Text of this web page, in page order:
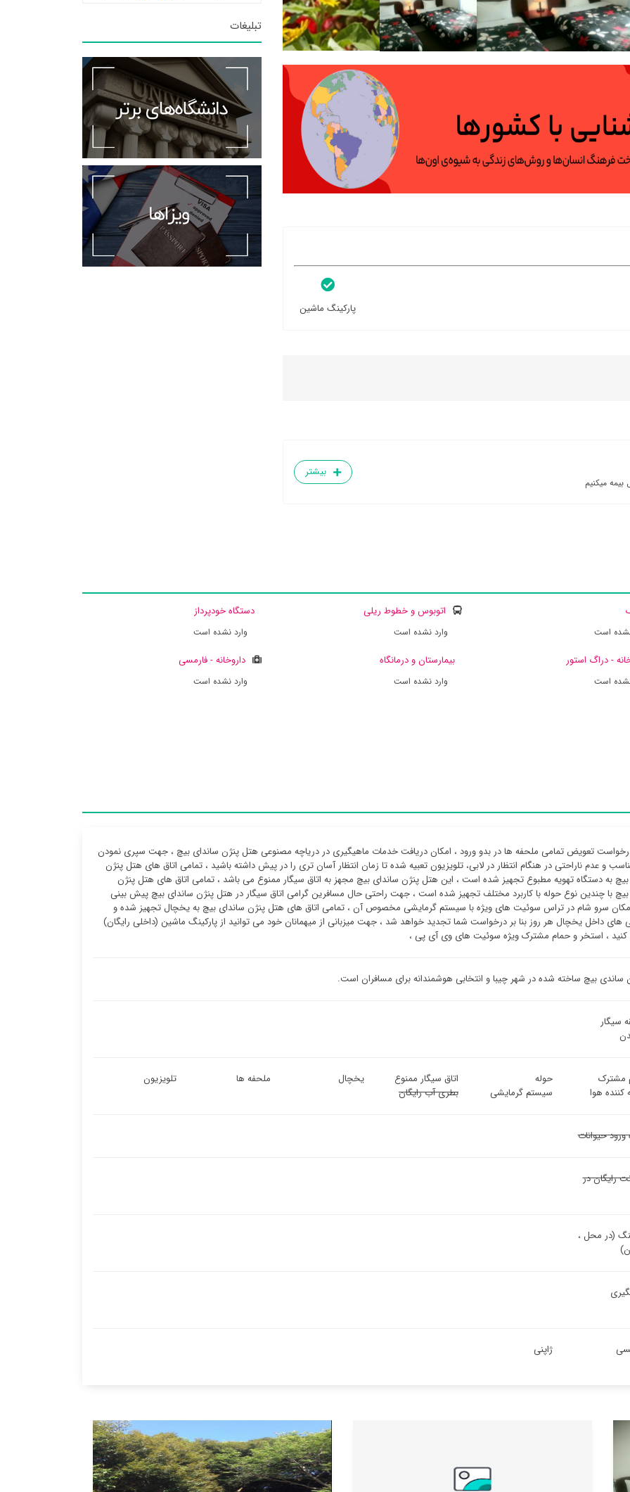
پارکینگ ماشین
میکنیم
بیشتر
تبلیغات
است
اتوبوس و خطوط ریلی
وارد نشده است
دستگاه خودپرداز
وارد نشده است
- دراگ استور
است
بیمارستان و درمانگاه
وارد نشده است
داروخانه - فارمسی
وارد نشده است
تعویض تمامی ملحفه ها در بدو ورود ، امکان دریافت خدمات ماهیگیری در دریاچه مصنوعی هتل پنژن ساندای بیچ ، جهت سپری نمودن
و عدم ناراحتی در هنگام انتظار در لابی، تلویزیون تعبیه شده تا زمان انتظار آسان تری را در پیش داشته باشید ، تمامی اتاق های هتل پنژن
به دستگاه تهویه مطبوع تجهیز شده است ، این هتل پنژن ساندای بیچ مجهز به اتاق سیگار ممنوع می باشد ، تمامی اتاق های هتل پنژن
بیچ با چندین نوع حوله با کاربرد مختلف تجهیز شده است ، جهت راحتی حال مسافرین گرامی اتاق سیگار در هتل پنژن ساندای بیچ پیش بینی
سرو شام در تراس سوئیت ‌های ویژه با سیستم گرمایشی مخصوص آن ، تمامی اتاق های هتل پنژن ساندای بیچ به یخچال تجهیز شده و
های داخل یخچال هر روز بنا بر درخواست شما تجدید خواهد شد ، جهت میزبانی از میهمانان خود می توانید از پارکینگ ماشین (داخلی رایگان)
کنید ، استخر و حمام مشترک ویژه سوئیت ‌های وی آی پی ،
ساندی بیچ ساخته شده در شهر چیبا و انتخابی هوشمندانه برای مسافران است.
سیگار
مشترک حوله اتاق سیگار ممنوع یخچال ملحفه ها
تلویزیون
کننده هوا
سیستم گرمایشی بطری آب رایگان
ورود حیوانات
رایگان در
(در محل ،
ژاپنی